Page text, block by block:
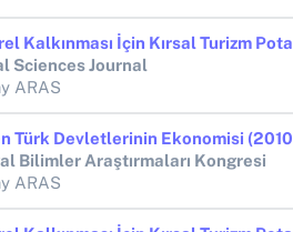
Sciences Journal
ARAS
Bilimler Araştırmaları Kongresi
ARAS